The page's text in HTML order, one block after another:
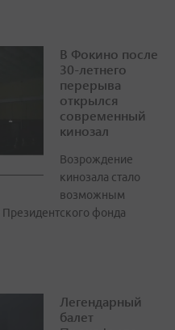
В Фокино после
30-летнего
перерыва
открылся
современный
кинозал
Возрождение
кинозала стало
возможным
фонда
Легендарный
балет